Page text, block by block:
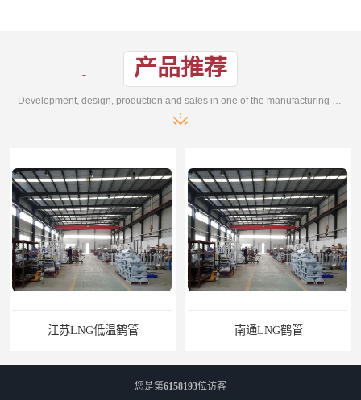
产品推荐
江苏LNG低温鹤管 南通LNG鹤管
您是第6158193位访客